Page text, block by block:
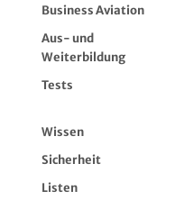
Business Aviation
Aus- und
Weiterbildung
Tests
Wissen
Sicherheit
Listen